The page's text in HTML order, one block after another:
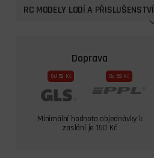
RC MODELY LODÍ A PŘISLUŠENSTVÍ
Doprava
Od 59 Kč Od 69 Kč
Minimální hodnota objednávky k
zaslání je 150 Kč